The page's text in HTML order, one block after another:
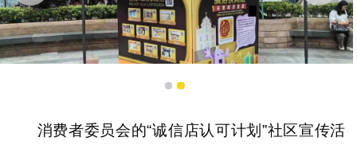
1 2
消费者委员会的“诚信店认可计划”社区宣传活